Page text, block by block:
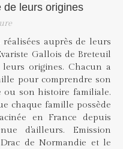
de leurs origines
auprès de leurs
Gallois de Breteuil
origines. Chacun a
pour comprendre son
ou son histoire familiale.
chaque famille possède
en France depuis
d'ailleurs. Emission
de Normandie et le